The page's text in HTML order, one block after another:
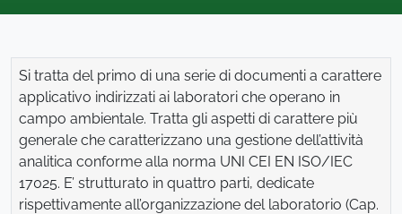
Si tratta del primo di una serie di documenti a carattere
applicativo indirizzati ai laboratori che operano in
campo ambientale. Tratta gli aspetti di carattere più
generale che caratterizzano una gestione dell’attività
analitica conforme alla norma UNI CEI EN ISO/IEC
17025. E’ strutturato in quattro parti, dedicate
rispettivamente all’organizzazione del laboratorio (Cap.